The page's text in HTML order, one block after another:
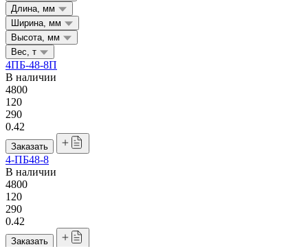
Длина, мм
Ширина, мм
Высота, мм
Вес, т
4ПБ-48-8П
В наличии
4800
120
290
0.42
Заказать
4-ПБ48-8
В наличии
4800
120
290
0.42
Заказать